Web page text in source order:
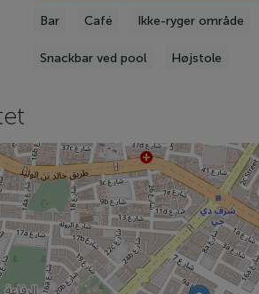
Bar Café Ikke-ryger område
Snackbar ved pool Højstole